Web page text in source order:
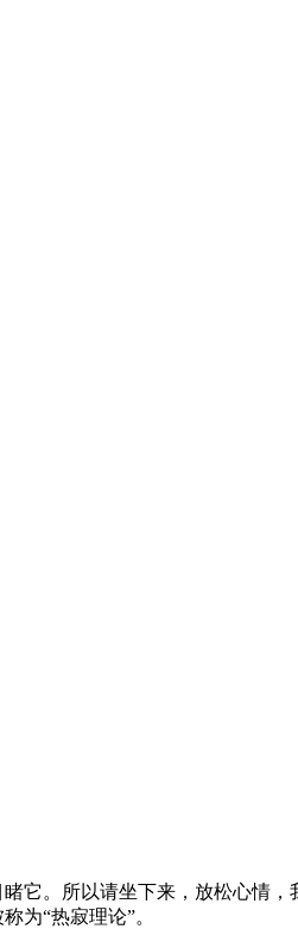
它。所以请坐下来，放松心情
为“热寂理论”。